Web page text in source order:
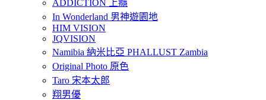
ADDICTION 上癮
In Wonderland 男神遊園地
HIM VISION
JQVISION
Namibia 納米比亞 PHALLUST Zambia
Original Photo 原色
Taro 宋本太郎
翔男優